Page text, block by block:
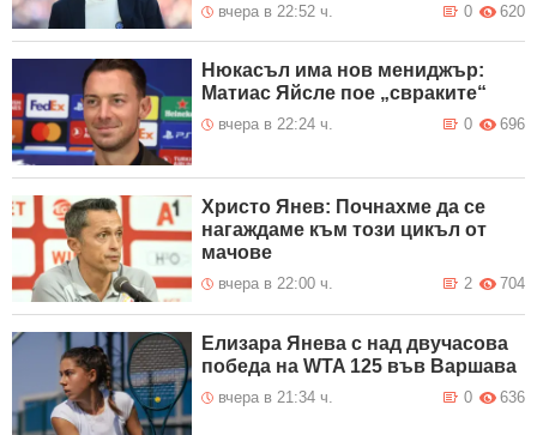
вчера в 22:52 ч. 620
0
Нюкасъл има нов мениджър:
Матиас Яйсле пое „свраките“
вчера в 22:24 ч. 696
0
Христо Янев: Почнахме да се
нагаждаме към този цикъл от
мачове
вчера в 22:00 ч. 704
2
Елизара Янева с над двучасова
победа на WTA 125 във Варшава
вчера в 21:34 ч. 636
0